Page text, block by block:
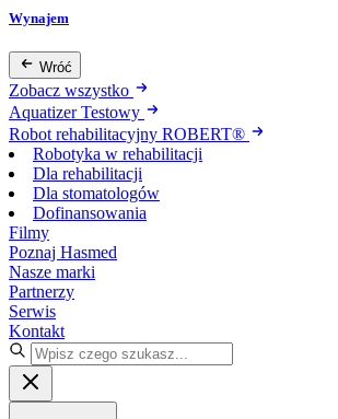
Wynajem
Wróć
Zobacz wszystko
Aquatizer Testowy
Robot rehabilitacyjny ROBERT®
Robotyka w rehabilitacji
Dla rehabilitacji
Dla stomatologów
Dofinansowania
Filmy
Poznaj Hasmed
Nasze marki
Partnerzy
Serwis
Kontakt